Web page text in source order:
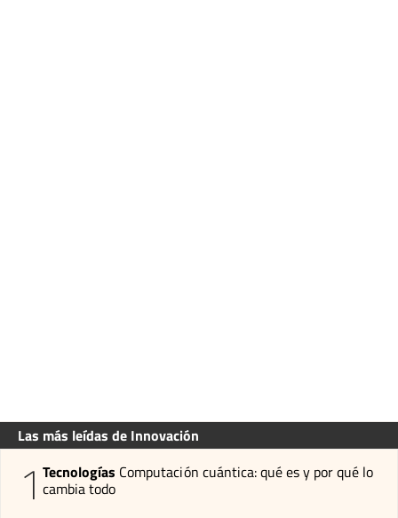
Las más leídas de Innovación
1 Tecnologías Computación cuántica: qué es y por qué lo
cambia todo